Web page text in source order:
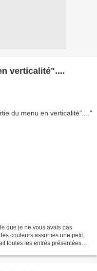
verticalité"....
que je ne vous avais pas
couleurs assorties une petit
toutes les entrés présentées